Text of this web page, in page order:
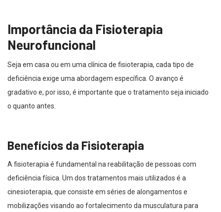
Importância da Fisioterapia
Neurofuncional
Seja em casa ou em uma clínica de fisioterapia, cada tipo de
deficiência exige uma abordagem específica. O avanço é
gradativo e, por isso, é importante que o tratamento seja iniciado
o quanto antes.
Benefícios da Fisioterapia
A fisioterapia é fundamental na reabilitação de pessoas com
deficiência física. Um dos tratamentos mais utilizados é a
cinesioterapia, que consiste em séries de alongamentos e
mobilizações visando ao fortalecimento da musculatura para